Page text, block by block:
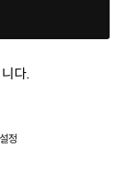
다.
정